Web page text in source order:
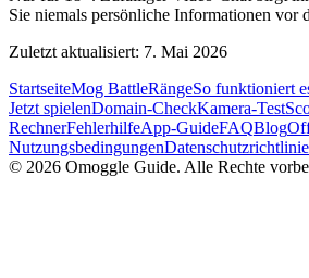
Sie niemals persönliche Informationen vor
Zuletzt aktualisiert: 7. Mai 2026
StartseiteMog BattleRängeSo funktioniert
Jetzt spielenDomain-CheckKamera-Test
RechnerFehlerhilfeApp-GuideFAQBlog
NutzungsbedingungenDatenschutzrichtlinie
© 2026 Omoggle Guide. Alle Rechte